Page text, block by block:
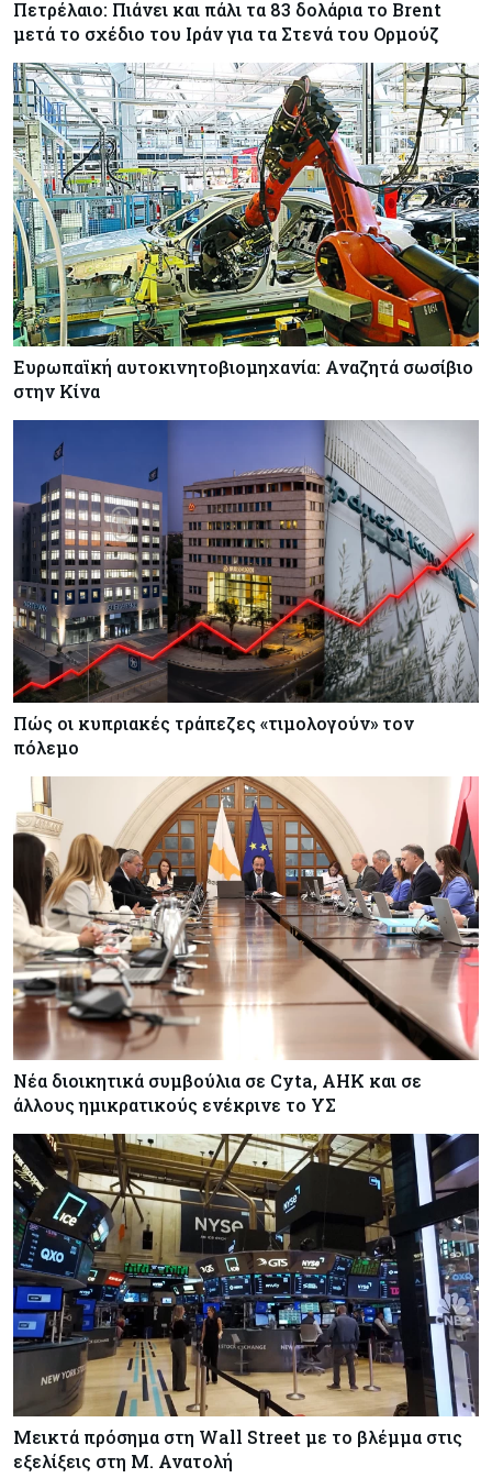
Κύπρος 06-08-2026
Δήμος Λευκωσίας: Νέα εποχή για το Παλιό ΓΣΠ
– Ολοκληρώθηκε η διαδικασία ανάθεσης των
υποστατικών
Κύπρος 06-08-2026
Ούτε άσπρος ούτε μαύρος καπνός για
κουρεμένους - Δεν έκλεισε η πόρτα για δεύτερη
δόση εντός ‘26
Πετρέλαιο: Πιάνει και πάλι τα 83 δολάρια το Brent
μετά το σχέδιο του Ιράν για τα Στενά του Ορμούζ
Ευρωπαϊκή αυτοκινητοβιομηχανία: Αναζητά σωσίβιο
στην Κίνα
Πώς οι κυπριακές τράπεζες «τιμολογούν» τον
πόλεμο
Νέα διοικητικά συμβούλια σε Cyta, AHK και σε
άλλους ημικρατικούς ενέκρινε το ΥΣ
Μεικτά πρόσημα στη Wall Street με το βλέμμα στις
εξελίξεις στη Μ. Ανατολή